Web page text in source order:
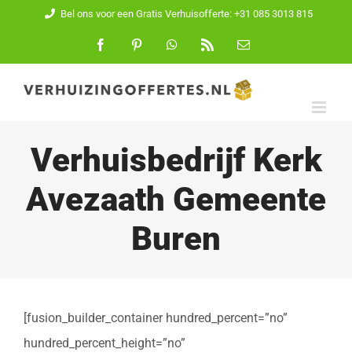
inhoud
Bel ons voor een Gratis Verhuisofferte: +31 085 3013 815
FacebookPinterest WhatsApp
E-
Verhuisbedrijf Kerk
Avezaath Gemeente
Buren
[fusion_builder_container hundred_percent=”no”
hundred_percent_height=”no”